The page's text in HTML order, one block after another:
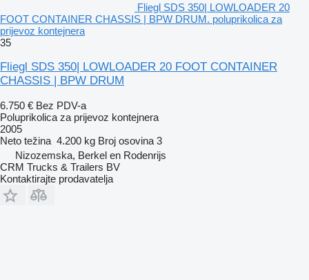
Fliegl SDS 350| LOWLOADER 20
FOOT CONTAINER CHASSIS | BPW DRUM. poluprikolica za
prijevoz kontejnera
35
Fliegl SDS 350| LOWLOADER 20 FOOT CONTAINER
CHASSIS | BPW DRUM
6.750 € Bez PDV-a
Poluprikolica za prijevoz kontejnera
2005
Neto težina 4.200 kg Broj osovina 3
Nizozemska, Berkel en Rodenrijs
CRM Trucks & Trailers BV
Kontaktirajte prodavatelja